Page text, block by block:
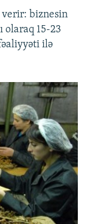
biznesin
olaraq 15-23
ilə